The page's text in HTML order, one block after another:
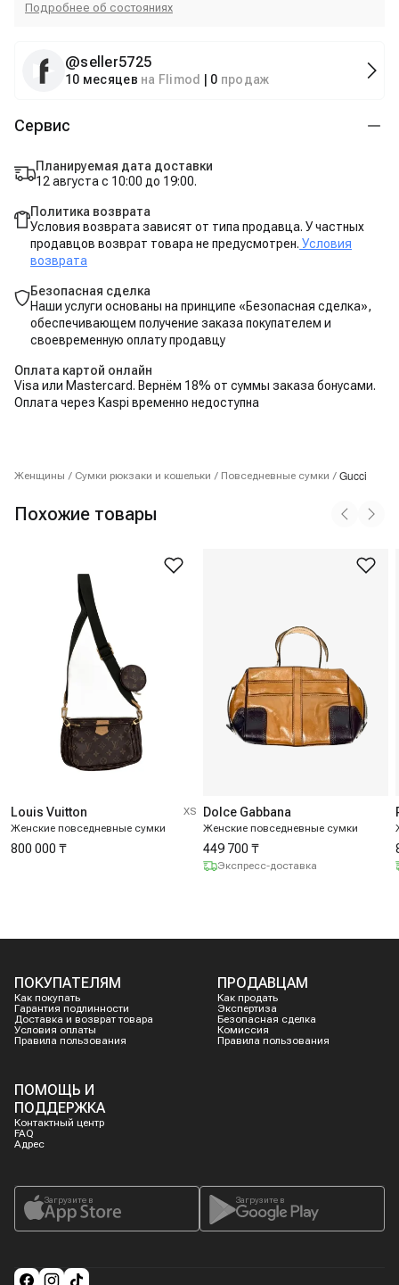
Подробнее об состояниях
@seller5725
10 месяцев на Flimod 0 продаж
Сервис
Планируемая дата доставки
12 августа с 10:00 до 19:00.
Политика возврата
Условия возврата зависят от типа продавца. У частных
продавцов возврат товара не предусмотрен. Условия
возврата
Безопасная сделка
Наши услуги основаны на принципе «Безопасная сделка»,
обеспечивающем получение заказа покупателем и
своевременную оплату продавцу
Оплата картой онлайн
Visa или Mastercard. Вернём 18% от суммы заказа бонусами.
Оплата через Kaspi временно недоступна
Женщины / Сумки рюкзаки и кошельки / Повседневные сумки / Gucci
Похожие товары
Louis Vuitton
Женские повседневные сумки
XS
800 000 ₸
Dolce Gabbana
Женские повседневные сумки
449 700 ₸
Экспресс-доставка
ПОКУПАТЕЛЯМ
Как покупать
Гарантия подлинности
Доставка и возврат товара
Условия оплаты
Правила пользования
ПРОДАВЦАМ
Как продать
Экспертиза
Безопасная сделка
Комиссия
Правила пользования
ПОМОЩЬ И
ПОДДЕРЖКА
Контактный центр
FAQ
Адрес
Загрузите в Загрузите в